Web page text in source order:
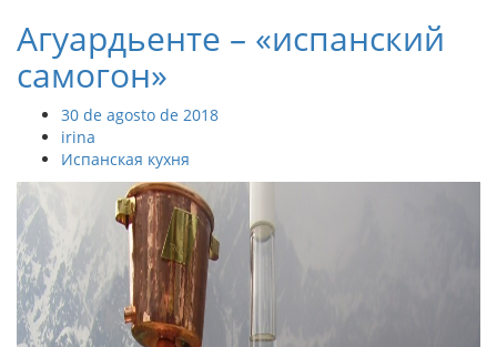
Агуардьенте – «испанский
самогон»
30 de agosto de 2018
irina
Испанская кухня